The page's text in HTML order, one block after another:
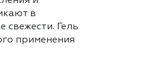
в
свежести. Гель
применения